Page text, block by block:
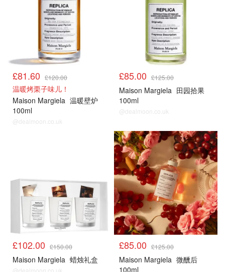
£81.60 £120.00
温暖烤栗子味儿！
Maison Margiela 温暖壁炉
100ml
@dealmoon.co.uk
£85.00 £125.00
Maison Margiela 田园拾果
100ml
@dealmoon.co.uk
£102.00 £150.00
Maison Margiela 蜡烛礼盒
热门
£85.00 £125.00
Maison Margiela 微醺后
100ml